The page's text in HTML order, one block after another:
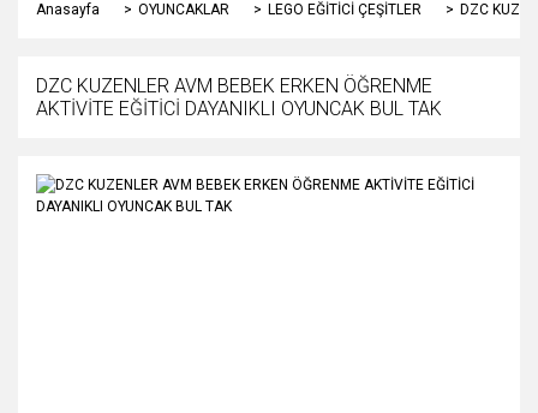
Anasayfa OYUNCAKLAR LEGO EĞİTİCİ ÇEŞİTLER DZC
DZC KUZENLER AVM BEBEK ERKEN ÖĞRENME
AKTİVİTE EĞİTİCİ DAYANIKLI OYUNCAK BUL TAK